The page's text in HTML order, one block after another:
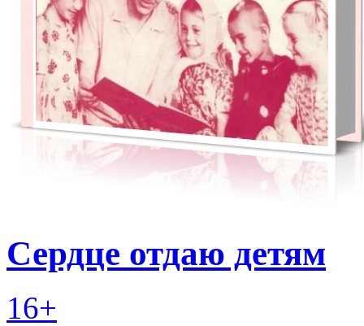
Сердце отдаю детям
16+